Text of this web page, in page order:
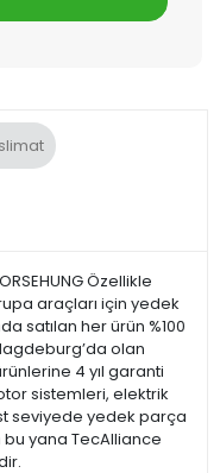
Özellikle
araçları için yedek
satılan her ürün %100
olan
4 yıl garanti
sistemleri, elektrik
seviyede yedek parça
bu yana TecAlliance